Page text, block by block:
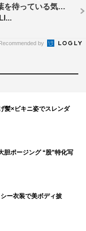
業の御曹司。鈴子
かれ合っていく。
の人生に大きな影
を待っている気が
by
髪×ビキニ姿でスレンダ
胆ポージング “股”特化写
ー衣装で美ボディ披